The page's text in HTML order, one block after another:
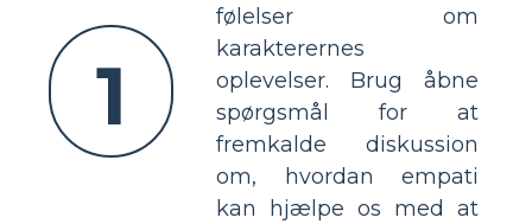
1
følelser om
karakterernes
oplevelser. Brug åbne
spørgsmål for at
fremkalde diskussion
om, hvordan empati
kan hjælpe os med at